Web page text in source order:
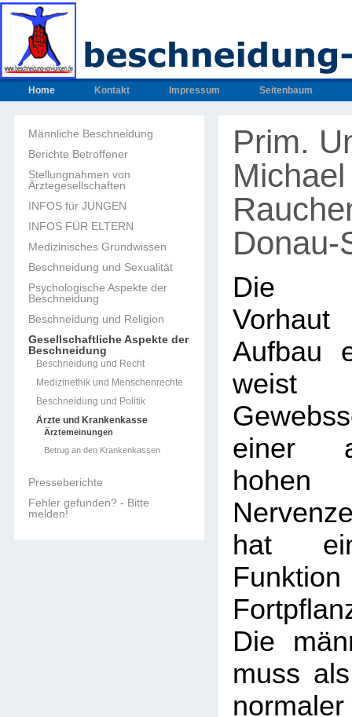
Home Kontakt Impressum Seitenbaum
Männliche Beschneidung
Berichte Betroffener
Stellungnahmen von
Ärztegesellschaften
INFOS für JUNGEN
INFOS FÜR ELTERN
Medizinisches Grundwissen
Beschneidung und Sexualität
Psychologische Aspekte der
Beschneidung
Beschneidung und Religion
Gesellschaftliche Aspekte der
Beschneidung
Beschneidung und Recht
Medizinethik und Menschenrechte
Beschneidung und Politik
Ärzte und Krankenkasse
Ärztemeinungen
Betrug an den Krankenkassen
Presseberichte
Fehler gefunden? - Bitte
melden!
Prim.
Michael
Donau-
Die
Aufbau
einer
hat
Die
muss